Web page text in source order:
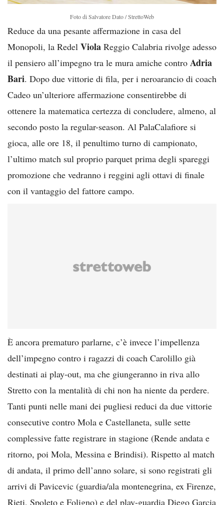
Foto di Salvatore Dato / StrettoWeb
Reduce da una pesante affermazione in casa del
Monopoli, la Redel Viola Reggio Calabria rivolge adesso
il pensiero all’impegno tra le mura amiche contro Adria
Bari. Dopo due vittorie di fila, per i neroarancio di coach
Cadeo un’ulteriore affermazione consentirebbe di
ottenere la matematica certezza di concludere, almeno, al
secondo posto la regular-season. Al PalaCalafiore si
gioca, alle ore 18, il penultimo turno di campionato,
l’ultimo match sul proprio parquet prima degli spareggi
promozione che vedranno i reggini agli ottavi di finale
con il vantaggio del fattore campo.
È ancora prematuro parlarne, c’è invece l’impellenza
dell’impegno contro i ragazzi di coach Carolillo già
destinati ai play-out, ma che giungeranno in riva allo
Stretto con la mentalità di chi non ha niente da perdere.
Tanti punti nelle mani dei pugliesi reduci da due vittorie
consecutive contro Mola e Castellaneta, sulle sette
complessive fatte registrare in stagione (Rende andata e
ritorno, poi Mola, Messina e Brindisi). Rispetto al match
di andata, il primo dell’anno solare, si sono registrati gli
arrivi di Pavicevic (guardia/ala montenegrina, ex Firenze,
Rieti, Spoleto e Foligno) e del play-guardia Diego Garcia